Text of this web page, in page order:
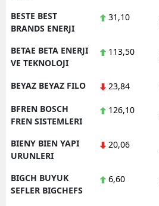
BESTE BEST
BRANDS ENERJI
31,10
BETAE BETA ENERJI
VE TEKNOLOJI
113,50
BEYAZ BEYAZ FILO 23,84
BFREN BOSCH
FREN SISTEMLERI
126,10
BIENY BIEN YAPI
URUNLERI
20,06
BIGCH BUYUK
SEFLER BIGCHEFS
6,60